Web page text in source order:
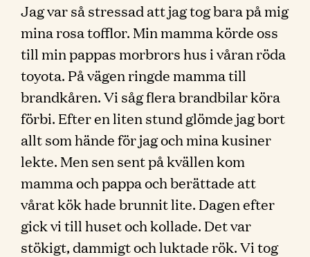
Jag var så stressad att jag tog bara på mig
mina rosa tofflor. Min mamma körde oss
till min pappas morbrors hus i våran röda
toyota. På vägen ringde mamma till
brandkåren. Vi såg flera brandbilar köra
förbi. Efter en liten stund glömde jag bort
allt som hände för jag och mina kusiner
lekte. Men sen sent på kvällen kom
mamma och pappa och berättade att
vårat kök hade brunnit lite. Dagen efter
gick vi till huset och kollade. Det var
stökigt, dammigt och luktade rök. Vi tog